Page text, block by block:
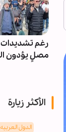
مصلٍ يؤدون
الأكثر زيارة
الدول العربیه